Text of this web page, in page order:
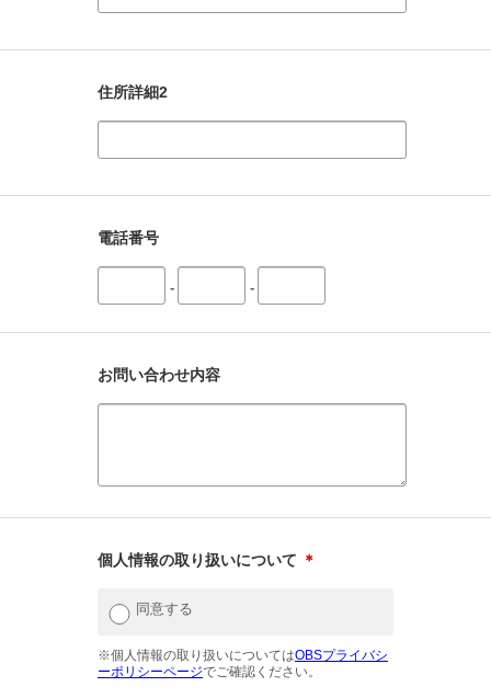
住所詳細2
電話番号
- -
お問い合わせ内容
個人情報の取り扱いについて ＊
同意する
※個人情報の取り扱いについてはOBSプライバシ
ーポリシーページでご確認ください。